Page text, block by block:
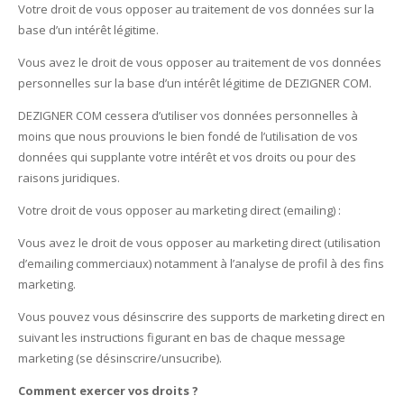
Votre droit de vous opposer au traitement de vos données sur la
base d’un intérêt légitime.
Vous avez le droit de vous opposer au traitement de vos données
personnelles sur la base d’un intérêt légitime de DEZIGNER COM.
DEZIGNER COM cessera d’utiliser vos données personnelles à
moins que nous prouvions le bien fondé de l’utilisation de vos
données qui supplante votre intérêt et vos droits ou pour des
raisons juridiques.
Votre droit de vous opposer au marketing direct (emailing) :
Vous avez le droit de vous opposer au marketing direct (utilisation
d’emailing commerciaux) notamment à l’analyse de profil à des fins
marketing.
Vous pouvez vous désinscrire des supports de marketing direct en
suivant les instructions figurant en bas de chaque message
marketing (se désinscrire/unsucribe).
Comment exercer vos droits ?